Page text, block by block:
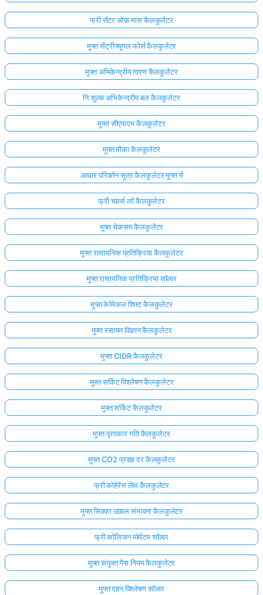
फ्री सेंटर ऑफ़ मास कैलकुलेटर
मुफ्त सेंट्रीफ्यूगल फोर्स कैलकुलेटर
मुफ्त अभिकेन्द्रीय त्वरण कैलकुलेटर
निःशुल्क अभिकेन्द्रीय बल कैलकुलेटर
मुफ्त सीएफएम कैलकुलेटर
मुफ्त मौका कैलकुलेटर
आधार परिवर्तन सूत्र कैलकुलेटर मुफ्त में
फ्री चार्ल्स लॉ कैलकुलेटर
मुफ्त चेकसम कैलकुलेटर
मुफ्त रासायनिक प्रतिक्रिया कैलकुलेटर
मुफ्त रासायनिक प्रतिक्रिया सॉल्वर
मुफ्त केमिकल शिफ्ट कैलकुलेटर
मुफ्त रसायन विज्ञान कैलकुलेटर
मुफ्त CIDR कैलकुलेटर
मुफ्त सर्किट विश्लेषण कैलकुलेटर
मुफ्त सर्किट कैलकुलेटर
मुफ्त वृत्ताकार गति कैलकुलेटर
मुफ्त CO2 प्रवाह दर कैलकुलेटर
फ्री कोहेरेंस लेंथ कैलकुलेटर
मुफ्त सिक्का उछाल संभावना कैलकुलेटर
फ्री कोलिजन मोमेंटम सॉल्वर
मुफ्त संयुक्त गैस नियम कैलकुलेटर
मुफ्त दहन विश्लेषण सॉल्वर